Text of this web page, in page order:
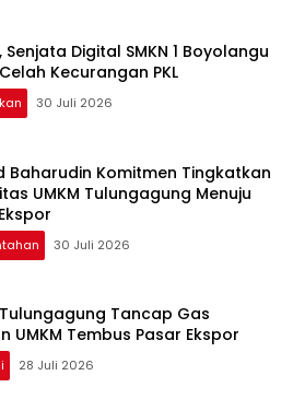
Senjata Digital SMKN 1 Boyolangu
Kecurangan PKL
30 Juli 2026
Baharudin Komitmen Tingkatkan
UMKM Tulungagung Menuju
30 Juli 2026
Tulungagung Tancap Gas
UMKM Tembus Pasar Ekspor
28 Juli 2026